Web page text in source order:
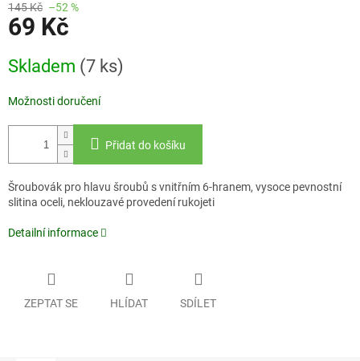
145 Kč –52 %
69 Kč
cena:
Skladem (7 ks)
Možnosti doručení
Přidat do košíku
Šroubovák pro hlavu šroubů s vnitřním 6-hranem, vysoce pevnostní
slitina oceli, neklouzavé provedení rukojeti
Detailní informace
ZEPTAT SE HLÍDAT SDÍLET